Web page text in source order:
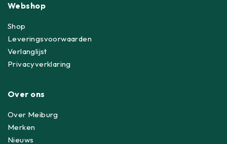
Webshop
Shop
Leveringsvoorwaarden
Verlanglijst
Privacyverklaring
Over ons
Over Meiburg
Merken
Nieuws